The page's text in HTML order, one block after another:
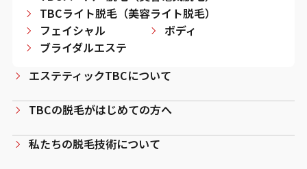
TBCライト脱毛（美容ライト脱毛）
フェイシャル
ボディ
ブライダルエステ
エステティックTBCについて
TBCの脱毛がはじめての方へ
私たちの脱毛技術について